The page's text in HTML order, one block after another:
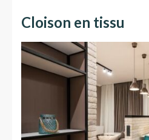
Cloison en tissu